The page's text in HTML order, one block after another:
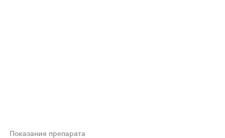
Показания препарата